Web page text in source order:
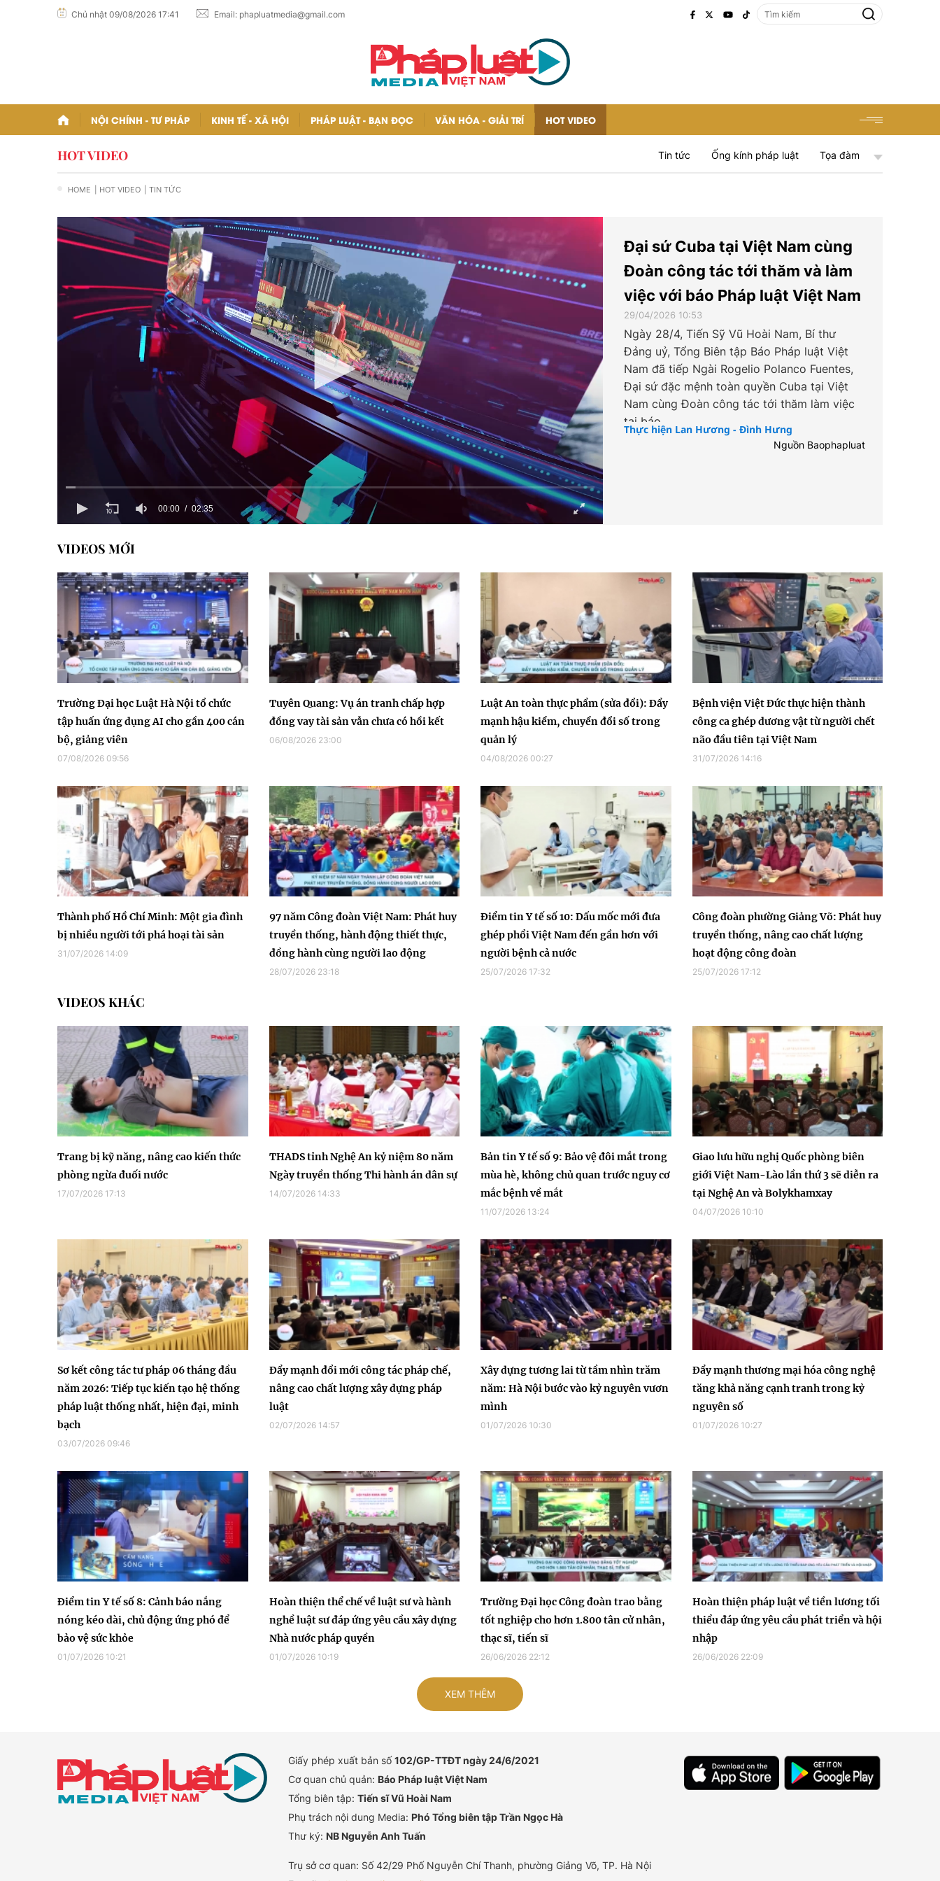
Chủ nhật 09/08/2026 17:41 Email: phapluatmedia@gmail.com
NỘI CHÍNH - TƯ PHÁP KINH TẾ - XÃ HỘI PHÁP LUẬT - BẠN ĐỌC VĂN HÓA - GIẢI TRÍ HOT VIDEO
HOT VIDEO Tin tức Ống kính pháp luật Tọa đàm
HOME | HOT VIDEO | TIN TỨC
00:00 02:35
Đại sứ Cuba tại Việt Nam cùng
Đoàn công tác tới thăm và làm
việc với báo Pháp luật Việt Nam
29/04/2026 10:53
Ngày 28/4, Tiến Sỹ Vũ Hoài Nam, Bí thư
Đảng uỷ, Tổng Biên tập Báo Pháp luật Việt
Nam đã tiếp Ngài Rogelio Polanco Fuentes,
Đại sứ đặc mệnh toàn quyền Cuba tại Việt
Nam cùng Đoàn công tác tới thăm làm việc
tại báo.
Thực hiện Lan Hương - Đình Hưng
Nguồn Baophapluat
VIDEOS MỚI
Trường Đại học Luật Hà Nội tổ chức
tập huấn ứng dụng AI cho gần 400 cán
bộ, giảng viên
07/08/2026 09:56
Tuyên Quang: Vụ án tranh chấp hợp
đồng vay tài sản vẫn chưa có hồi kết
06/08/2026 23:00
Luật An toàn thực phẩm (sửa đổi): Đẩy
mạnh hậu kiểm, chuyển đổi số trong
quản lý
04/08/2026 00:27
Bệnh viện Việt Đức thực hiện thành
công ca ghép dương vật từ người chết
não đầu tiên tại Việt Nam
31/07/2026 14:16
Thành phố Hồ Chí Minh: Một gia đình
bị nhiều người tới phá hoại tài sản
31/07/2026 14:09
97 năm Công đoàn Việt Nam: Phát huy
truyền thống, hành động thiết thực,
đồng hành cùng người lao động
28/07/2026 23:18
Điểm tin Y tế số 10: Dấu mốc mới đưa
ghép phổi Việt Nam đến gần hơn với
người bệnh cả nước
25/07/2026 17:32
Công đoàn phường Giảng Võ: Phát huy
truyền thống, nâng cao chất lượng
hoạt động công đoàn
25/07/2026 17:12
VIDEOS KHÁC
Trang bị kỹ năng, nâng cao kiến thức
phòng ngừa đuối nước
17/07/2026 17:13
THADS tỉnh Nghệ An kỷ niệm 80 năm
Ngày truyền thống Thi hành án dân sự
14/07/2026 14:33
Bản tin Y tế số 9: Bảo vệ đôi mắt trong
mùa hè, không chủ quan trước nguy cơ
mắc bệnh về mắt
11/07/2026 13:24
Giao lưu hữu nghị Quốc phòng biên
giới Việt Nam-Lào lần thứ 3 sẽ diễn ra
tại Nghệ An và Bolykhamxay
04/07/2026 10:10
Sơ kết công tác tư pháp 06 tháng đầu
năm 2026: Tiếp tục kiến tạo hệ thống
pháp luật thống nhất, hiện đại, minh
bạch
03/07/2026 09:46
Đẩy mạnh đổi mới công tác pháp chế,
nâng cao chất lượng xây dựng pháp
luật
02/07/2026 14:57
Xây dựng tương lai từ tầm nhìn trăm
năm: Hà Nội bước vào kỷ nguyên vươn
mình
01/07/2026 10:30
Đẩy mạnh thương mại hóa công nghệ
tăng khả năng cạnh tranh trong kỷ
nguyên số
01/07/2026 10:27
Điểm tin Y tế số 8: Cảnh báo nắng
nóng kéo dài, chủ động ứng phó để
bảo vệ sức khỏe
01/07/2026 10:21
Hoàn thiện thể chế về luật sư và hành
nghề luật sư đáp ứng yêu cầu xây dựng
Nhà nước pháp quyền
01/07/2026 10:19
Trường Đại học Công đoàn trao bằng
tốt nghiệp cho hơn 1.800 tân cử nhân,
thạc sĩ, tiến sĩ
26/06/2026 22:12
Hoàn thiện pháp luật về tiền lương tối
thiểu đáp ứng yêu cầu phát triển và hội
nhập
26/06/2026 22:09
XEM THÊM
Giấy phép xuất bản số102/GP-TTĐT ngày 24/6/2021
Cơ quan chủ quản: Báo Pháp luật Việt Nam
Tổng biên tập: Tiến sĩ Vũ Hoài Nam
Phụ trách nội dung Media: Phó Tổng biên tập Trần Ngọc Hà
Thư ký: NB Nguyễn Anh Tuấn
Trụ sở cơ quan: Số 42/29 Phố Nguyễn Chí Thanh, phường Giảng Võ, TP. Hà Nội